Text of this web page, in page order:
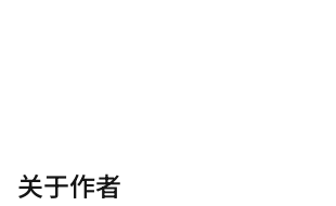
关于作者